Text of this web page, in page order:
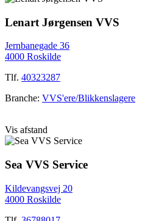
Lenart Jørgensen VVS
Jernbanegade 36
4000 Roskilde
Tlf. 40323287
Branche: VVS'ere/Blikkenslagere
Vis afstand
Sea VVS Service
Kildevangsvej 20
4000 Roskilde